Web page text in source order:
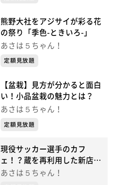
熊野大社をアジサイが彩る花
の祭り「季色-ときいろ-」
あさは５ちゃん！
定額見放題
【盆栽】見方が分かると面白
い！小品盆栽の魅力とは？
あさは５ちゃん！
定額見放題
現役サッカー選手のカフ
ェ！？蔵を再利用した新店グ
ルメを調査！
あさは５ちゃん！